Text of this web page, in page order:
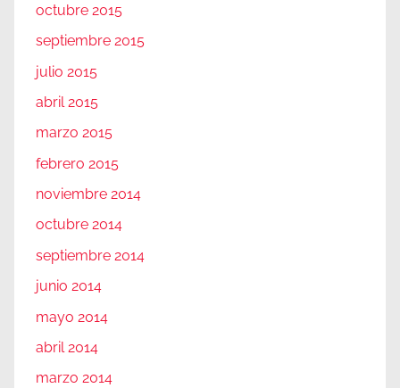
octubre 2015
septiembre 2015
julio 2015
abril 2015
marzo 2015
febrero 2015
noviembre 2014
octubre 2014
septiembre 2014
junio 2014
mayo 2014
abril 2014
marzo 2014